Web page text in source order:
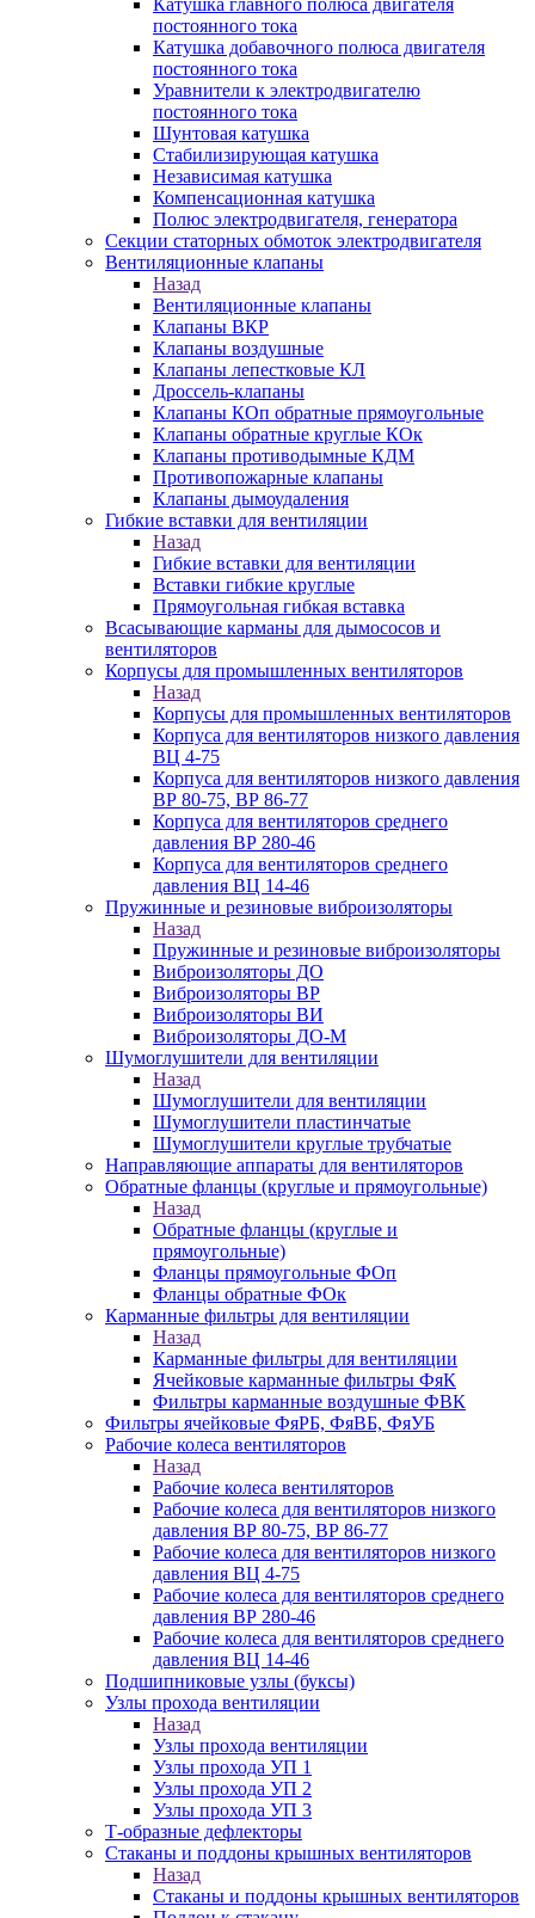
Катушка главного полюса двигателя
постоянного тока
Катушка добавочного полюса двигателя
постоянного тока
Уравнители к электродвигателю
постоянного тока
Шунтовая катушка
Стабилизирующая катушка
Независимая катушка
Компенсационная катушка
Полюс электродвигателя, генератора
Секции статорных обмоток электродвигателя
Вентиляционные клапаны
Назад
Вентиляционные клапаны
Клапаны ВКР
Клапаны воздушные
Клапаны лепестковые КЛ
Дроссель-клапаны
Клапаны КОп обратные прямоугольные
Клапаны обратные круглые КОк
Клапаны противодымные КДМ
Противопожарные клапаны
Клапаны дымоудаления
Гибкие вставки для вентиляции
Назад
Гибкие вставки для вентиляции
Вставки гибкие круглые
Прямоугольная гибкая вставка
Всасывающие карманы для дымососов и
вентиляторов
Корпусы для промышленных вентиляторов
Назад
Корпусы для промышленных вентиляторов
Корпуса для вентиляторов низкого давления
ВЦ 4-75
Корпуса для вентиляторов низкого давления
ВР 80-75, ВР 86-77
Корпуса для вентиляторов среднего
давления ВР 280-46
Корпуса для вентиляторов среднего
давления ВЦ 14-46
Пружинные и резиновые виброизоляторы
Назад
Пружинные и резиновые виброизоляторы
Виброизоляторы ДО
Виброизоляторы ВР
Виброизоляторы ВИ
Виброизоляторы ДО-М
Шумоглушители для вентиляции
Назад
Шумоглушители для вентиляции
Шумоглушители пластинчатые
Шумоглушители круглые трубчатые
Направляющие аппараты для вентиляторов
Обратные фланцы (круглые и прямоугольные)
Назад
Обратные фланцы (круглые и
прямоугольные)
Фланцы прямоугольные ФОп
Фланцы обратные ФОк
Карманные фильтры для вентиляции
Назад
Карманные фильтры для вентиляции
Ячейковые карманные фильтры ФяК
Фильтры карманные воздушные ФВК
Фильтры ячейковые ФяРБ, ФяВБ, ФяУБ
Рабочие колеса вентиляторов
Назад
Рабочие колеса вентиляторов
Рабочие колеса для вентиляторов низкого
давления ВР 80-75, ВР 86-77
Рабочие колеса для вентиляторов низкого
давления ВЦ 4-75
Рабочие колеса для вентиляторов среднего
давления ВР 280-46
Рабочие колеса для вентиляторов среднего
давления ВЦ 14-46
Подшипниковые узлы (буксы)
Узлы прохода вентиляции
Назад
Узлы прохода вентиляции
Узлы прохода УП 1
Узлы прохода УП 2
Узлы прохода УП 3
Т-образные дефлекторы
Стаканы и поддоны крышных вентиляторов
Назад
Стаканы и поддоны крышных вентиляторов